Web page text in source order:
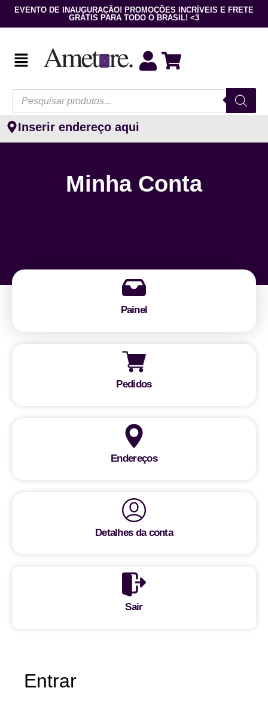
EVENTO DE INAUGURAÇÃO! PROMOÇÕES INCRÍVEIS E FRETE
GRÁTIS PARA TODO O BRASIL! <3
Inserir endereço aqui
Minha Conta
Painel
Pedidos
Endereços
Detalhes da conta
Sair
Entrar